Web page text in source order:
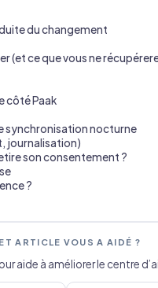
du changement
(et ce que vous ne
côté Paak
synchronisation nocturne
journalisation)
son consentement ?
?
ARTICLE VOUS A AIDÉ ?
aide à améliorer le centre